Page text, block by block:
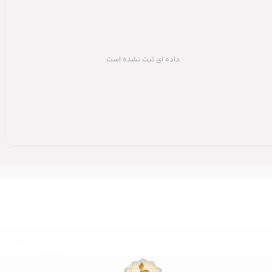
داده ای ثبت نشده است